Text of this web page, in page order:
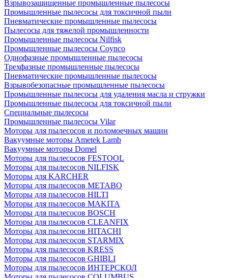
Взрывозащищенные промышленные пылесосы
Промышленные пылесосы для токсичной пыли
Пневматические промышленные пылесосы
Пылесосы для тяжелой промышленности
Промышленные пылесосы Nilfisk
Промышленные пылесосы Coynco
Однофазные промышленные пылесосы
Трехфазные промышленные пылесосы
Пневматические промышленные пылесосы
Взрывобезопасные промышленные пылесосы
Промышленные пылесосы для удаления масла и стружки
Промышленные пылесосы для токсичной пыли
Специальные пылесосы
Промышленные пылесосы Vilar
Моторы для пылесосов и поломоечных машин
Вакуумные моторы Ametek Lamb
Вакуумные моторы Domel
Моторы для пылесосов FESTOOL
Моторы для пылесосов NILFISK
Моторы для KARCHER
Моторы для пылесосов METABO
Моторы для пылесосов HILTI
Моторы для пылесосов MAKITA
Моторы для пылесосов BOSCH
Моторы для пылесосов CLEANFIX
Моторы для пылесосов HITACHI
Моторы для пылесосов STARMIX
Моторы для пылесосов KRESS
Моторы для пылесосов GHIBLI
Моторы для пылесосов ИНТЕРСКОЛ